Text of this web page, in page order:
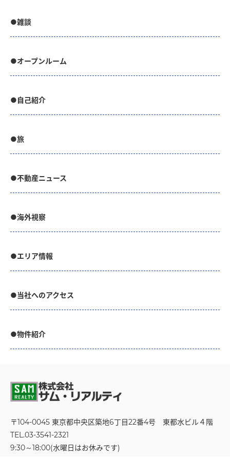
●雑談
●オープンルーム
●自己紹介
●旅
●不動産ニュース
●海外視察
●エリア情報
●当社へのアクセス
●物件紹介
〒104-0045 東京都中央区築地6丁目22番4号 東都水ビル４階
TEL.03-3541-2321
9:30～18:00(水曜日はお休みです)